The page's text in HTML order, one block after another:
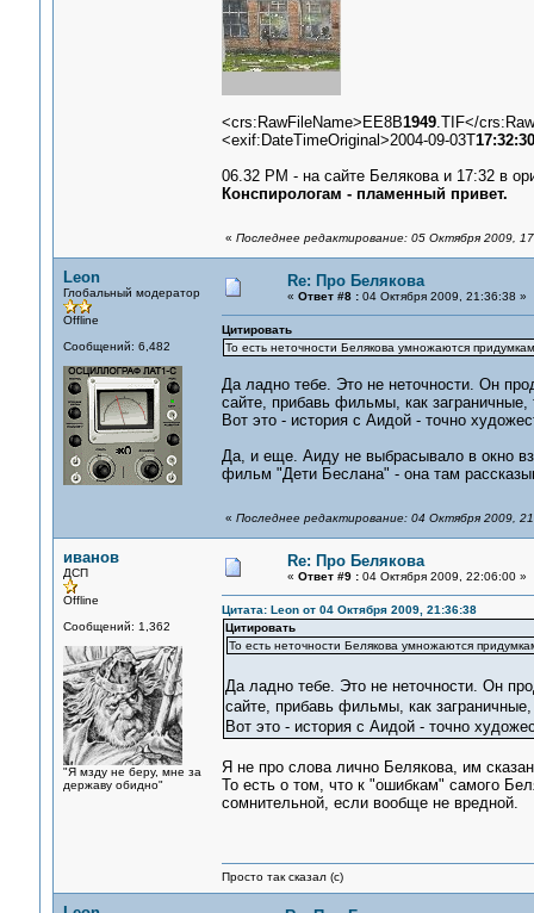
<crs:RawFileName>EE8B1949.TIF</
<exif:DateTimeOriginal>2004-09-03T17:32:30
06.32 PM - на сайте Белякова и 17:32 в
Конспирологам - пламенный привет.
« Последнее редактирование: 05 Октября 2009,
Leon
Глобальный модератор
Offline
Сообщений: 6,482
Re: Про Белякова
« Ответ #8 :04 Октября 2009, 21:36:38 »
Цитировать
То есть неточности Белякова умножаются
Да ладно тебе. Это не неточности. Он
сайте, прибавь фильмы, как заграничные,
Вот это - история с Аидой - точно
Да, и еще. Аиду не выбрасывало в окно
фильм "Дети Беслана" - она там
« Последнее редактирование: 04 Октября 2009,
иванов
ДСП
Offline
Сообщений: 1,362
"Я мзду не беру, мне за
державу обидно"
Re: Про Белякова
« Ответ #9 :04 Октября 2009, 22:06:00 »
Цитата: Leon от 04 Октября 2009, 21:36:38
Цитировать
То есть неточности Белякова умножаются
Да ладно тебе. Это не неточности. Он
сайте, прибавь фильмы, как
Вот это - история с Аидой - точно
Я не про слова лично Белякова, им
То есть о том, что к "ошибкам" самого
сомнительной, если вообще не вредной.
Просто так сказал (с)